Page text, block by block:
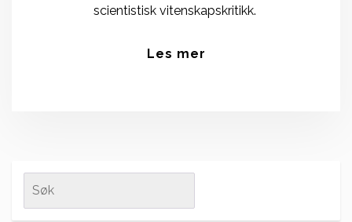
scientistisk vitenskapskritikk.
Les mer
for: